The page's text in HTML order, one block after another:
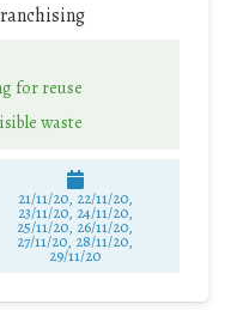
for reuse
waste
21/11/20, 22/11/20,
23/11/20, 24/11/20,
25/11/20, 26/11/20,
27/11/20, 28/11/20,
29/11/20